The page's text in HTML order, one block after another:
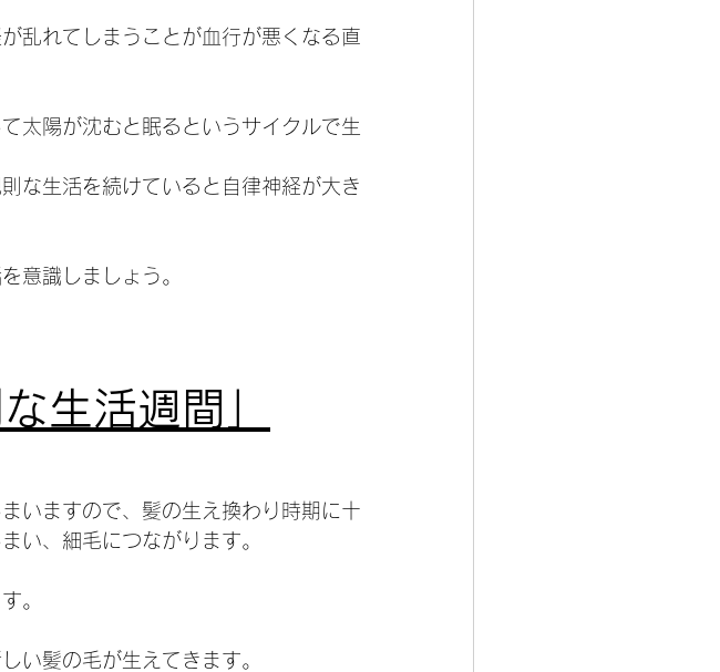
乱れてしまうことが血行が悪くなる直
太陽が沈むと眠るというサイクルで生
な生活を続けていると自律神経が大き
意識しましょう。
生活週間」
いますので、髪の生え換わり時期に十
い、細毛につながります。
。
い髪の毛が生えてきます。